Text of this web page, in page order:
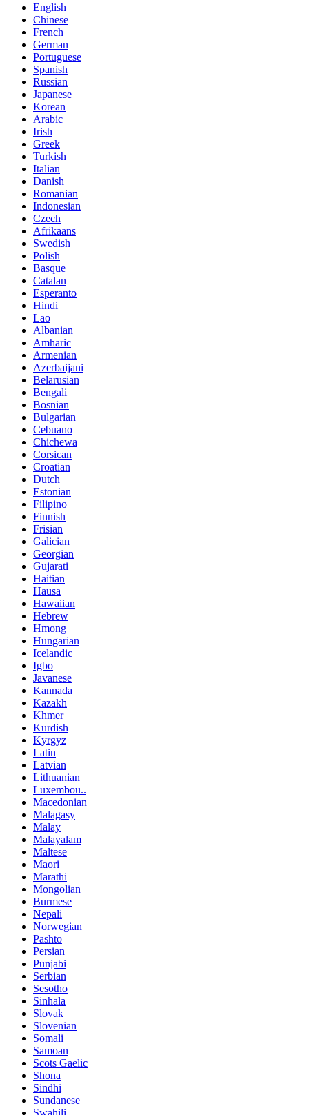
English
Chinese
French
German
Portuguese
Spanish
Russian
Japanese
Korean
Arabic
Irish
Greek
Turkish
Italian
Danish
Romanian
Indonesian
Czech
Afrikaans
Swedish
Polish
Basque
Catalan
Esperanto
Hindi
Lao
Albanian
Amharic
Armenian
Azerbaijani
Belarusian
Bengali
Bosnian
Bulgarian
Cebuano
Chichewa
Corsican
Croatian
Dutch
Estonian
Filipino
Finnish
Frisian
Galician
Georgian
Gujarati
Haitian
Hausa
Hawaiian
Hebrew
Hmong
Hungarian
Icelandic
Igbo
Javanese
Kannada
Kazakh
Khmer
Kurdish
Kyrgyz
Latin
Latvian
Lithuanian
Luxembou..
Macedonian
Malagasy
Malay
Malayalam
Maltese
Maori
Marathi
Mongolian
Burmese
Nepali
Norwegian
Pashto
Persian
Punjabi
Serbian
Sesotho
Sinhala
Slovak
Slovenian
Somali
Samoan
Scots Gaelic
Shona
Sindhi
Sundanese
Swahili